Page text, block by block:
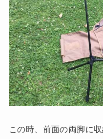
この時、前面の両脚に